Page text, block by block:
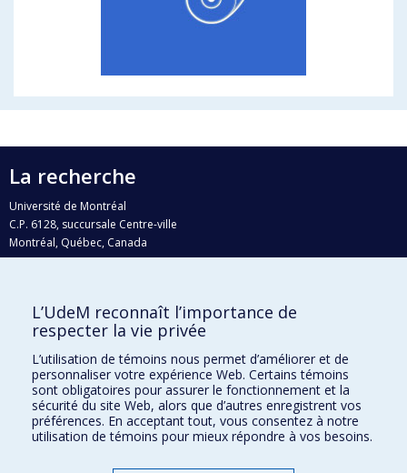
La recherche
Université de Montréal
C.P. 6128, succursale Centre-ville
Montréal, Québec, Canada
H3C 3J7
Qui fait quoi?
Nous trouver
Plan du site
Accessibilité
L’UdeM reconnaît l’importance de
respecter la vie privée
L’utilisation de témoins nous permet d’améliorer et de
personnaliser votre expérience Web. Certains témoins
sont obligatoires pour assurer le fonctionnement et la
sécurité du site Web, alors que d’autres enregistrent vos
préférences. En acceptant tout, vous consentez à notre
utilisation de témoins pour mieux répondre à vos besoins.